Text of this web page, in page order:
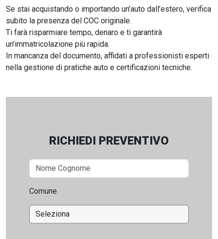
Se stai acquistando o importando un’auto dall’estero, verifica
subito la presenza del COC originale.
Ti farà risparmiare tempo, denaro e ti garantirà
un’immatricolazione più rapida.
In mancanza del documento, affidati a professionisti esperti
nella gestione di pratiche auto e certificazioni tecniche.
RICHIEDI PREVENTIVO
Comune